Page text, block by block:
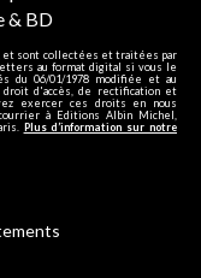
& BD
et sont collectées et traitées par
au format digital si vous le
du 06/01/1978 modifiée et au
droit d'accès, de rectification et
exercer ces droits en nous
à Editions Albin Michel,
Plus d’information sur notre